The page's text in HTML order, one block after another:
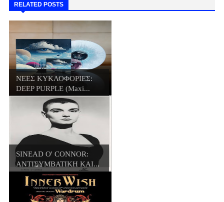
RELATED POSTS
ΝΕΕΣ ΚΥΚΛΟΦΟΡΙΕΣ:
DEEP PURPLE (Maxi...
SINEAD O' CONNOR:
ΑΝΤΙΣΥΜΒΑΤΙΚΗ ΚΑΙ...